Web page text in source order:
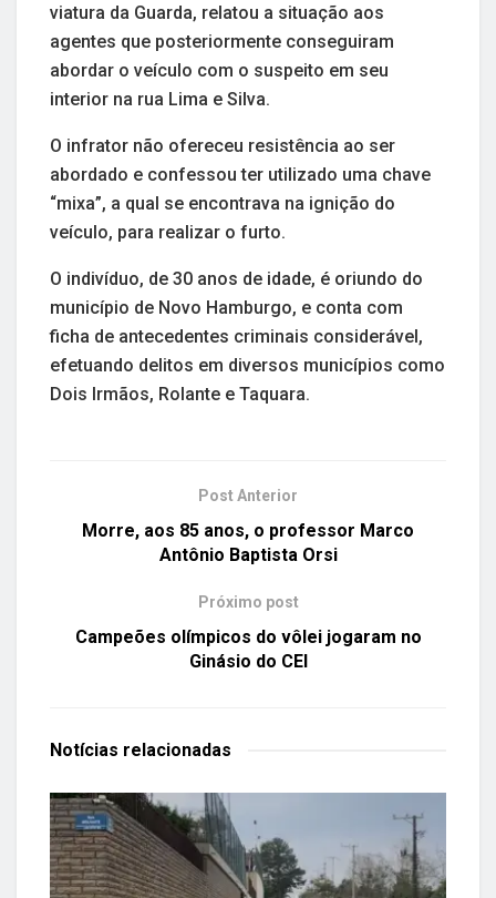
viatura da Guarda, relatou a situação aos
agentes que posteriormente conseguiram
abordar o veículo com o suspeito em seu
interior na rua Lima e Silva.
O infrator não ofereceu resistência ao ser
abordado e confessou ter utilizado uma chave
“mixa”, a qual se encontrava na ignição do
veículo, para realizar o furto.
O indivíduo, de 30 anos de idade, é oriundo do
município de Novo Hamburgo, e conta com
ficha de antecedentes criminais considerável,
efetuando delitos em diversos municípios como
Dois Irmãos, Rolante e Taquara.
Post Anterior
Morre, aos 85 anos, o professor Marco
Antônio Baptista Orsi
Próximo post
Campeões olímpicos do vôlei jogaram no
Ginásio do CEI
Notícias relacionadas